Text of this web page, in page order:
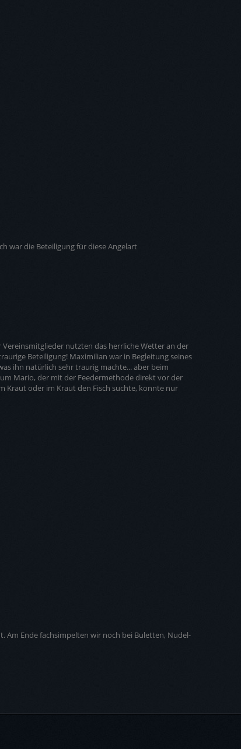
war die Beteiligung für diese Angelart
nutzten das herrliche Wetter an der
Beteiligung! Maximilian war in Begleitung seines
ihn natürlich sehr traurig machte... aber beim
Mario, der mit der Feedermethode direkt vor der
Kraut oder im Kraut den Fisch suchte, konnte nur
Am Ende fachsimpelten wir noch bei Buletten, Nudel-